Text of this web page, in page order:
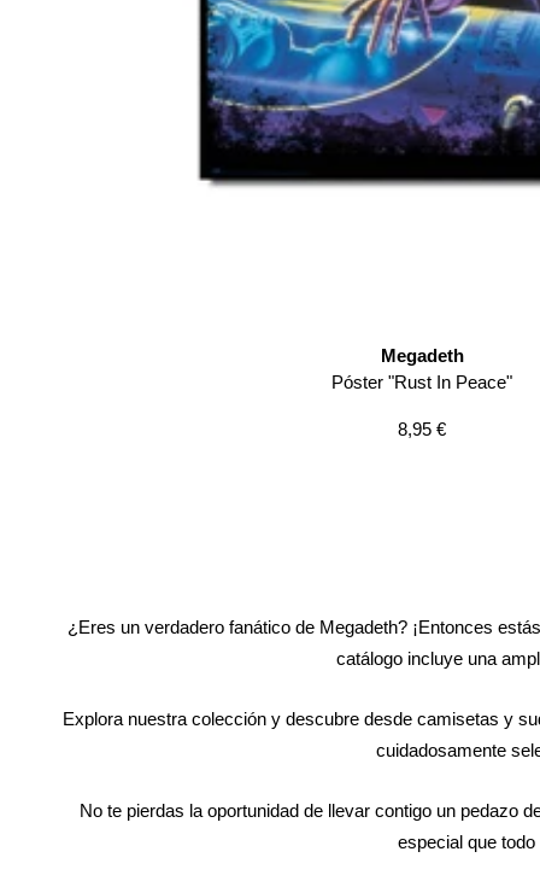
Megadeth
Póster "Rust In Peace"
Precio
8,95 €
¿Eres un verdadero fanático de Megadeth? ¡Entonces
catálogo incluye una
Explora nuestra colección y descubre desde camisetas y
cuidadosamente
No te pierdas la oportunidad de llevar contigo un pedazo
especial que